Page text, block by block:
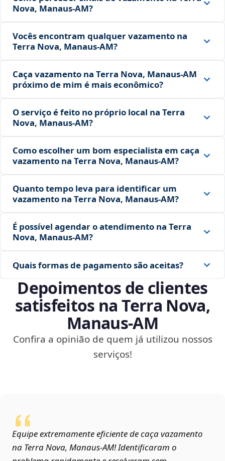
Nova, Manaus‑AM?
Vocês encontram qualquer vazamento na
Terra Nova, Manaus‑AM?
Caça vazamento na Terra Nova, Manaus‑AM
próximo de mim é mais econômico?
O serviço é feito no próprio local na Terra
Nova, Manaus‑AM?
Como escolher um bom especialista em caça
vazamento na Terra Nova, Manaus‑AM?
Quanto tempo leva para identificar um
vazamento na Terra Nova, Manaus‑AM?
É possível agendar o atendimento na Terra
Nova, Manaus‑AM?
Quais formas de pagamento são aceitas?
Depoimentos de clientes
satisfeitos na Terra Nova,
Manaus‑AM
Confira a opinião de quem já utilizou nossos
serviços!
Equipe extremamente eficiente de caça vazamento
na Terra Nova, Manaus‑AM! Identificaram o